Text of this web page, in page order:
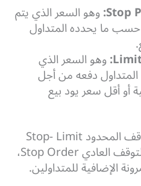
وهو السعر الذي يتم
ما يحدده المتداول
وهو السعر الذي
دفعه من أجل
أو أقل سعر يود بيع
كما لاحظت فإن طلب التوقف المحدود Stop- Limit
Order يشبه كثيرًا طلب التوقف العادي Stop Order،
الإضافية للمتداولين.